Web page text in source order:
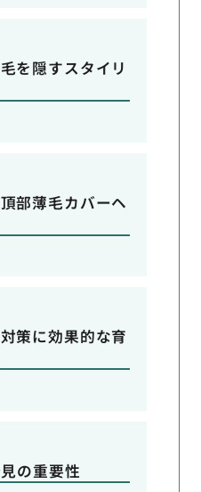
を隠すスタイリ
部薄毛カバーヘ
策に効果的な育
の重要性